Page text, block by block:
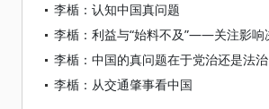
李楯：认知中国真问题
李楯：中国的真问题在于党治还是法治
李楯：从交通肇事看中国